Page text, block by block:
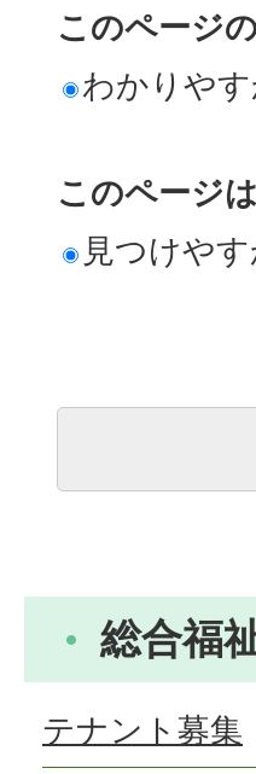
このページ
わかりや
このページ
見つけや
総合福
テナント募集